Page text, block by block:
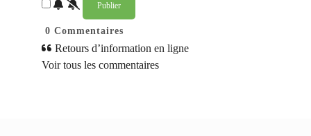
0 Commentaires
Retours d’information en ligne
Voir tous les commentaires